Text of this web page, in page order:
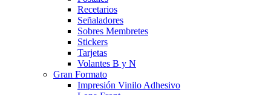
Recetarios
Señaladores
Sobres Membretes
Stickers
Tarjetas
Volantes B y N
Gran Formato
Impresión Vinilo Adhesivo